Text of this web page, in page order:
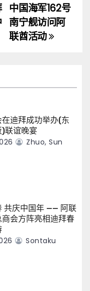
中国海军162号
南宁舰访问阿
联酋活动
迪拜成功举办(东
联谊晚宴
Zhuo, Sun
共庆中国年 —— 阿联
会方阵亮相迪拜春
Sontaku